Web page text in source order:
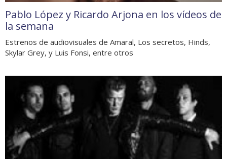
Pablo López y Ricardo Arjona en los vídeos de
la semana
Estrenos de audiovisuales de Amaral, Los secretos, Hinds,
Skylar Grey, y Luis Fonsi, entre otros